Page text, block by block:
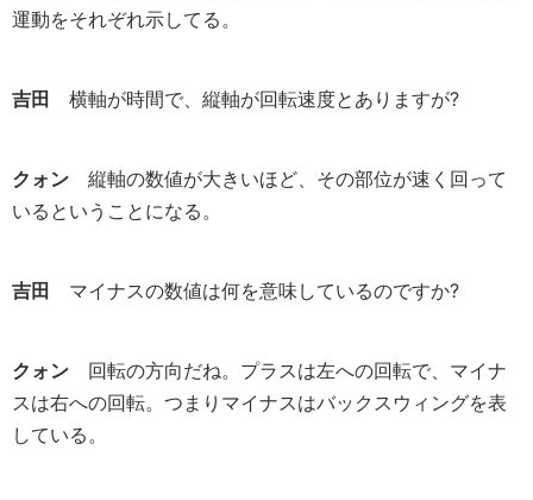
運動をそれぞれ示してる。
吉田 横軸が時間で、縦軸が回転速度とありますが?
クォン 縦軸の数値が大きいほど、その部位が速く回って
いるということになる。
吉田 マイナスの数値は何を意味しているのですか?
クォン 回転の方向だね。プラスは左への回転で、マイナ
スは右への回転。つまりマイナスはバックスウィングを表
している。